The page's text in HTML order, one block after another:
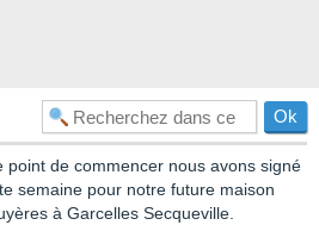
point de commencer nous avons signé
semaine pour notre future maison
à Garcelles Secqueville.